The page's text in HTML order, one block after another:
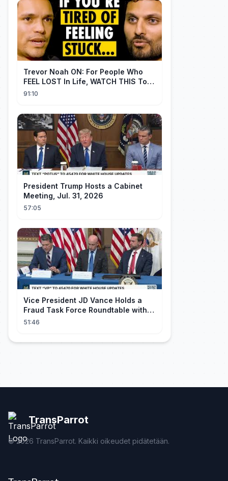
Trevor Noah ON: For People Who
FEEL LOST In Life, WATCH THIS To
91:10
President Trump Hosts a Cabinet
Meeting, Jul. 31, 2026
57:05
Vice President JD Vance Holds a
Fraud Task Force Roundtable with
Members of Congress
51:46
TransParrot
©2026 TransParrot. Kaikki oikeudet pidätetään.